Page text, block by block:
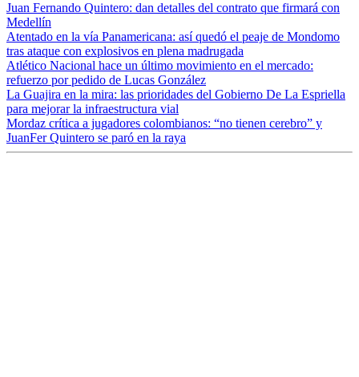
Juan Fernando Quintero: dan detalles del contrato que firmará con
Medellín
Atentado en la vía Panamericana: así quedó el peaje de Mondomo
tras ataque con explosivos en plena madrugada
Atlético Nacional hace un último movimiento en el mercado:
refuerzo por pedido de Lucas González
La Guajira en la mira: las prioridades del Gobierno De La Espriella
para mejorar la infraestructura vial
Mordaz crítica a jugadores colombianos: “no tienen cerebro” y
JuanFer Quintero se paró en la raya